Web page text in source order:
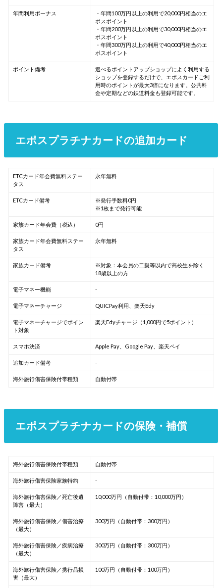
年間利用ボーナス
・年間100万円以上の利用で20,000円相当のエ
ポスポイント
・年間200万円以上の利用で30,000円相当のエ
ポスポイント
・年間300万円以上の利用で40,000円相当のエ
ポスポイント
ポイント備考
選べるポイントアップショップによく利用する
ショップを登録するだけで、エポスカードご利
用時のポイントが最大3倍になります。公共料
金や定期などの鉄道料金も登録可能です。
エポスプラチナカードの追加カード
ETCカード年会費無料ステー
タス
永年無料
ETCカード備考
※発行手数料0円
※1枚まで発行可能
家族カード年会費（税込） 0円
家族カード年会費無料ステー
タス
永年無料
家族カード備考
※対象：本会員の二親等以内で高校生を除く
18歳以上の方
電子マネー機能 -
電子マネーチャージ QUICPay利用、楽天Edy
電子マネーチャージでポイン
ト対象
楽天Edyチャージ（1,000円で5ポイント）
スマホ決済 Apple Pay、Google Pay、楽天ペイ
追加カード備考 -
海外旅行傷害保険付帯種類 自動付帯
エポスプラチナカードの保険・補償
海外旅行傷害保険付帯種類 自動付帯
海外旅行傷害保険家族特約 -
海外旅行傷害保険／死亡後遺
障害（最大）
10,000万円（自動付帯：10,000万円）
海外旅行傷害保険／傷害治療
（最大）
300万円（自動付帯：300万円）
海外旅行傷害保険／疾病治療
（最大）
300万円（自動付帯：300万円）
海外旅行傷害保険／携行品損
害（最大）
100万円（自動付帯：100万円）